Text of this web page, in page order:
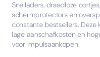
Snelladers, draadloze
schermprotectors en
constante bestsellers.
lage aanschafkosten en
voor impulsaankopen.